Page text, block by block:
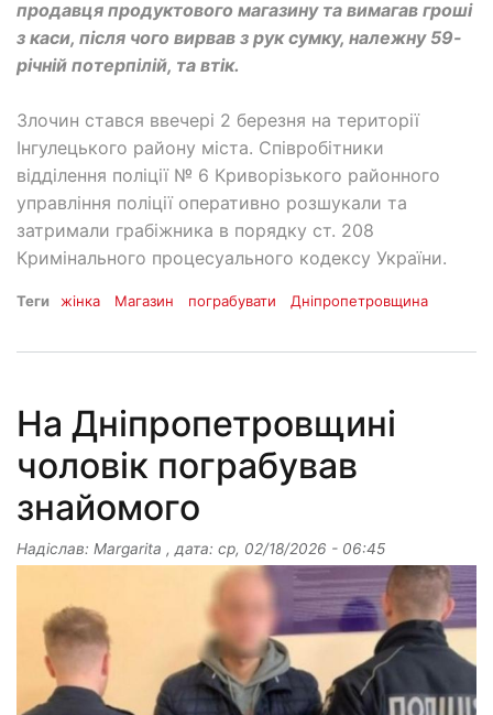
продавця продуктового магазину та вимагав гроші
з каси, після чого вирвав з рук сумку, належну 59-
річній потерпілій, та втік.
Злочин стався ввечері 2 березня на території
Інгулецького району міста. Співробітники
відділення поліції № 6 Криворізького районного
управління поліції оперативно розшукали та
затримали грабіжника в порядку ст. 208
Кримінального процесуального кодексу України.
Теги жінка Магазин пограбувати Дніпропетровщина
На Дніпропетровщині
чоловік пограбував
знайомого
Надіслав: Margarita , дата: ср, 02/18/2026 - 06:45